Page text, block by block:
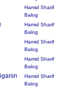
Hamid Sharif
Balog
Hamid Sharif
Balog
Hamid Sharif
Balog
Hamid Sharif
Balog
Hamid Sharif
Balog